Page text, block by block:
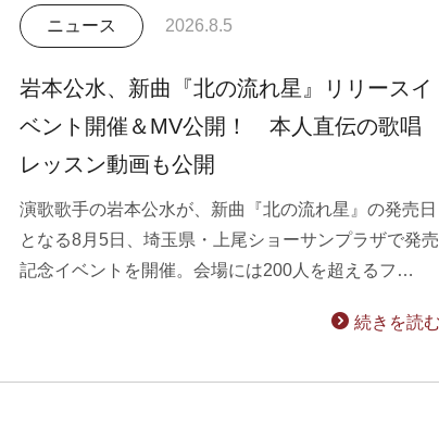
ニュース 2026.8.5
岩本公水、新曲『北の流れ星』リリースイ
ベント開催＆MV公開！ 本人直伝の歌唱
レッスン動画も公開
演歌歌手の岩本公水が、新曲『北の流れ星』の発売日
となる8月5日、埼玉県・上尾ショーサンプラザで発売
記念イベントを開催。会場には200人を超えるフ…
続きを読む